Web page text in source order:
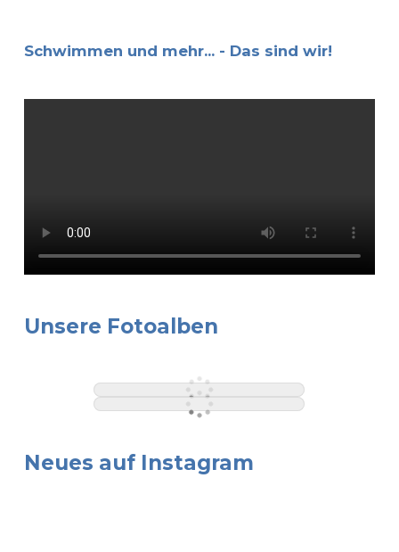
Schwimmen und mehr... - Das sind wir!
Unsere Fotoalben
Neues auf Instagram